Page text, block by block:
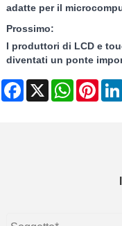
adatte per il
Prossimo:
I produttori di LCD e
diventati un ponte
Facebook
X WhatsApp